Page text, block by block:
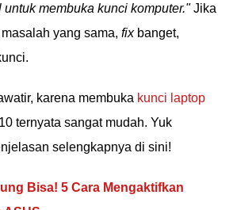
untuk membuka kunci komputer."Jika
yang sama, fixbanget,
karena membuka kunci laptop
ternyata sangat mudah. Yuk
selengkapnya di sini!
Bisa! 5 Cara Mengaktifkan